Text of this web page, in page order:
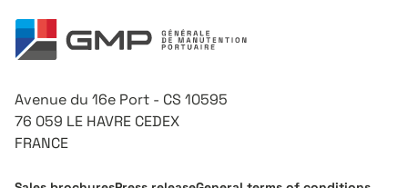
Avenue du 16e Port - CS 10595
76 059 LE HAVRE CEDEX
FRANCE